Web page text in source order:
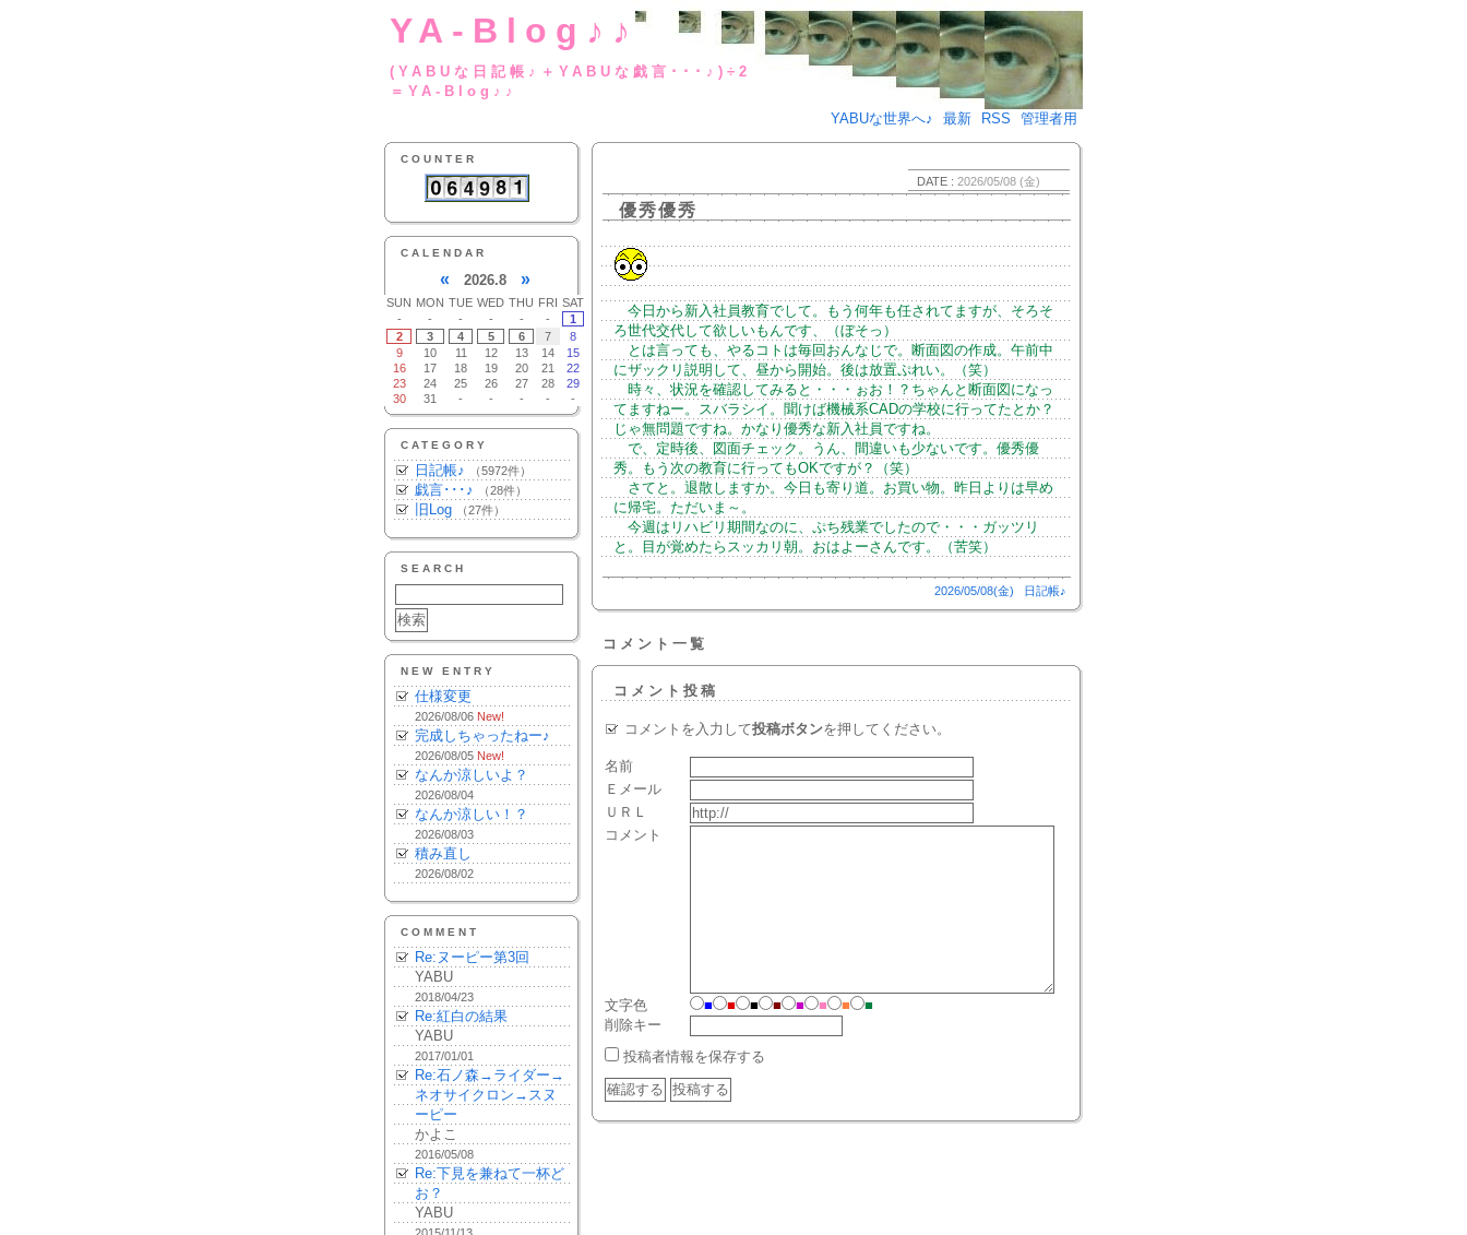
YA-Blog♪♪
(YABUな日記帳♪＋YABUな戯言･･･♪)÷2
＝YA-Blog♪♪
YABUな世界へ♪
最新 RSS 管理者用
COUNTER
CALENDAR
« 2026.8 »
SUN MON TUE WED THU FRI SAT
-
- - - - -
1
2
3 4 5 6 7
8
9
10 11 12 13 14
15
16
17 18 19 20 21
22
23
24 25 26 27 28
29
30
31 - - - - -
CATEGORY
日記帳♪ （5972件）
戯言･･･♪ （28件）
旧Log （27件）
SEARCH
NEW ENTRY
仕様変更
2026/08/06 New!
完成しちゃったねー♪
2026/08/05 New!
なんか涼しいよ？
2026/08/04
なんか涼しい！？
2026/08/03
積み直し
2026/08/02
COMMENT
Re:ヌーピー第3回
YABU
2018/04/23
Re:紅白の結果
YABU
2017/01/01
Re:石ノ森→ライダー→
ネオサイクロン→スヌ
ーピー
かよこ
2016/05/08
Re:下見を兼ねて一杯ど
お？
YABU
DATE : 2026/05/08 (金)
優秀優秀
今日から新入社員教育でして。もう何年も任されてますが、そろそ
ろ世代交代して欲しいもんです、（ぼそっ）
とは言っても、やるコトは毎回おんなじで。断面図の作成。午前中
にザックリ説明して、昼から開始。後は放置ぷれい。（笑）
時々、状況を確認してみると・・・ぉお！？ちゃんと断面図になっ
てますねー。スバラシイ。聞けば機械系CADの学校に行ってたとか？
じゃ無問題ですね。かなり優秀な新入社員ですね。
で、定時後、図面チェック。うん、間違いも少ないです。優秀優
秀。もう次の教育に行ってもOKですが？（笑）
さてと。退散しますか。今日も寄り道。お買い物。昨日よりは早め
に帰宅。ただいま～。
今週はリハビリ期間なのに、ぷち残業でしたので・・・ガッツリ
と。目が覚めたらスッカリ朝。おはよーさんです。（苦笑）
2026/05/08(金) 日記帳♪
コメント一覧
コメント投稿
コメントを入力して投稿ボタンを押してください。
名前
Ｅメール
ＵＲＬ
コメント
文字色 ■ ■ ■ ■ ■ ■ ■
■
削除キー
投稿者情報を保存する